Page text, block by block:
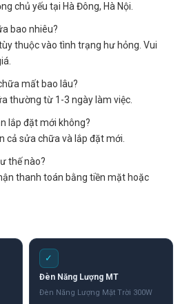
chủ yếu tại Hà Đông, Hà Nội.
bao nhiêu?
thuộc vào tình trạng hư hỏng. Vui
mất bao lâu?
thường từ 1-3 ngày làm việc.
lắp đặt mới không?
cả sửa chữa và lắp đặt mới.
thế nào?
thanh toán bằng tiền mặt hoặc
✓
Đèn Năng Lượng MT
Đèn Năng Lượng Mặt Trời 300W